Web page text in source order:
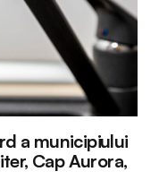
a municipiului
Cap Aurora,